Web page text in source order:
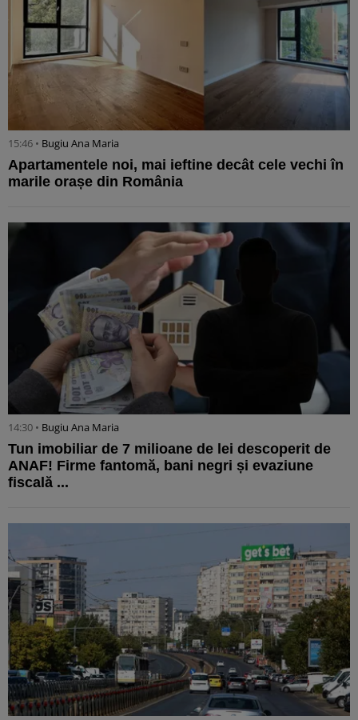
15:46 • Bugiu ⁠Ana Maria
Apartamentele noi, mai ieftine decât cele vechi în
marile orașe din România
14:30 • Bugiu ⁠Ana Maria
Tun imobiliar de 7 milioane de lei descoperit de
ANAF! Firme fantomă, bani negri și evaziune
fiscală ...